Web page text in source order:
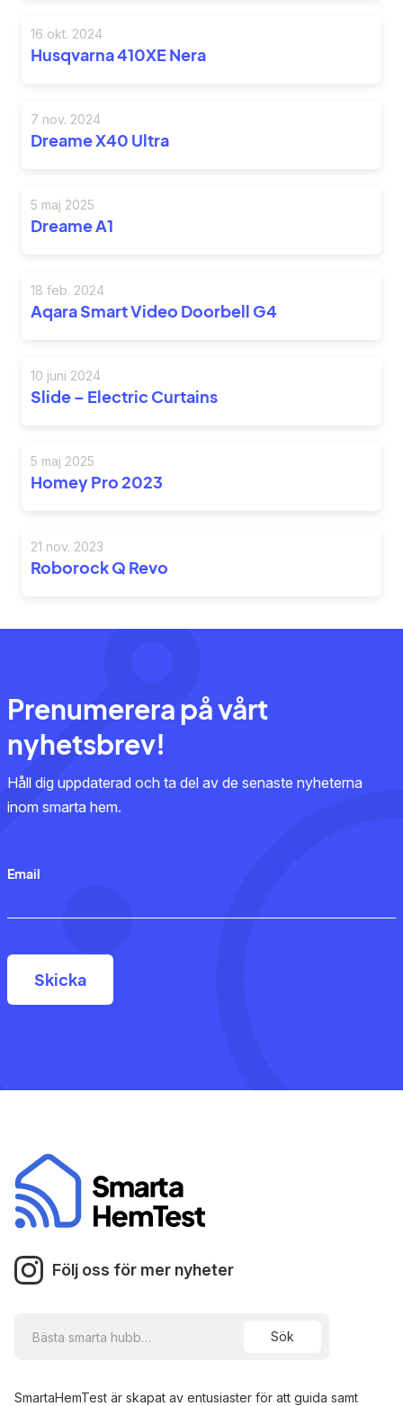
16 okt. 2024
Husqvarna 410XE Nera
7 nov. 2024
Dreame X40 Ultra
5 maj 2025
Dreame A1
18 feb. 2024
Aqara Smart Video Doorbell G4
10 juni 2024
Slide – Electric Curtains
5 maj 2025
Homey Pro 2023
21 nov. 2023
Roborock Q Revo
Prenumerera på vårt
nyhetsbrev!
Håll dig uppdaterad och ta del av de senaste nyheterna
inom smarta hem.
Email
Följ oss för mer nyheter
SmartaHemTest är skapat av entusiaster för att guida samt